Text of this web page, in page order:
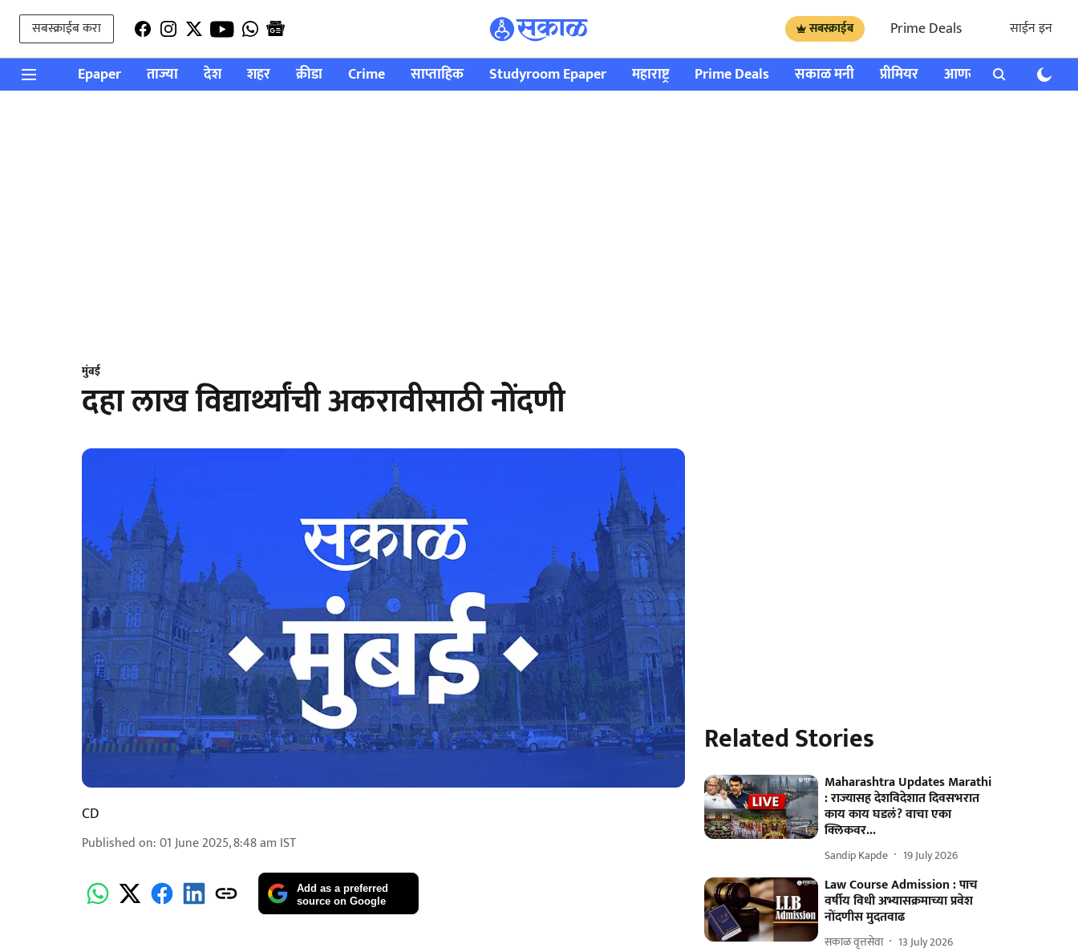
सबस्क्राईब करा सबस्क्राईब Prime Deals साईन इन
Epaper ताज्या देश शहर क्रीडा Crime साप्ताहिक Studyroom Epaper महाराष्ट्र Prime Deals सकाळ मनी प्रीमियर आणखी राशी भविष्य
मुंबई
दहा लाख विद्यार्थ्यांची अकरावीसाठी नोंदणी
CD
Published on:01 June 2025, 8:48 am IST
Add as a preferred
source on Google
Related Stories
Maharashtra Updates Marathi
: राज्यासह देशविदेशात दिवसभरात
काय काय घडलं? वाचा एका
क्लिकवर...
Sandip Kapde 19 July 2026
Law Course Admission : पाच
वर्षीय विधी अभ्यासक्रमाच्या प्रवेश
नोंदणीस मुदतवाढ
सकाळ वृत्तसेवा 13 July 2026